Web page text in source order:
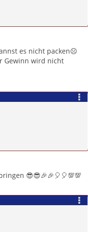
es nicht packen☹️
Gewinn wird nicht
Zitieren
😎😎🎉🎉🎈🎈💯💯
Zitieren